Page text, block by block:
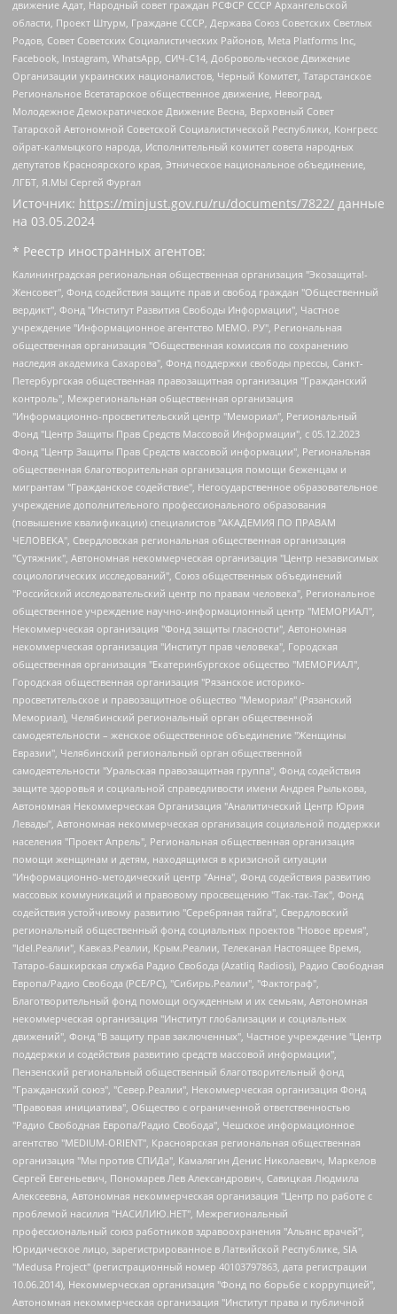
движение Адат, Народный совет граждан РСФСР СССР Архангельской
области, Проект Штурм, Граждане СССР, Держава Союз Советских Светлых
Родов, Совет Советских Социалистических Районов, Meta Platforms Inc,
Facebook, Instagram, WhatsApp, СИЧ-С14, Добровольческое Движение
Организации украинских националистов, Черный Комитет, Татарстанское
Региональное Всетатарское общественное движение, Невоград,
Молодежное Демократическое Движение Весна, Верховный Совет
Татарской Автономной Советской Социалистической Республики, Конгресс
ойрат-калмыцкого народа, Исполнительный комитет совета народных
депутатов Красноярского края, Этническое национальное объединение,
ЛГБТ, Я.МЫ Сергей Фургал
Источник: https://minjust.gov.ru/ru/documents/7822/ данные
на 03.05.2024
* Реестр иностранных агентов:
Калининградская региональная общественная организация "Экозащита!-Женсовет", Фонд содействия защите прав и свобод граждан "Общественный вердикт", Фонд "Институт Развития Свободы Информации", Частное учреждение "Информационное агентство МЕМО. РУ", Региональная общественная организация "Общественная комиссия по сохранению наследия академика Сахарова", Фонд поддержки свободы прессы, Санкт-Петербургская общественная правозащитная организация "Гражданский контроль", Межрегиональная общественная организация "Информационно-просветительский центр "Мемориал", Региональный Фонд "Центр Защиты Прав Средств Массовой Информации", с 05.12.2023 Фонд "Центр Защиты Прав Средств массовой информации", Региональная общественная благотворительная организация помощи беженцам и мигрантам "Гражданское содействие", Негосударственное образовательное учреждение дополнительного профессионального образования (повышение квалификации) специалистов "АКАДЕМИЯ ПО ПРАВАМ ЧЕЛОВЕКА", Свердловская региональная общественная организация "Сутяжник", Автономная некоммерческая организация "Центр независимых социологических исследований", Союз общественных объединений "Российский исследовательский центр по правам человека", Региональное общественное учреждение научно-информационный центр "МЕМОРИАЛ", Некоммерческая организация "Фонд защиты гласности", Автономная некоммерческая организация "Институт прав человека", Городская общественная организация "Екатеринбургское общество "МЕМОРИАЛ", Городская общественная организация "Рязанское историко-просветительское и правозащитное общество "Мемориал" (Рязанский Мемориал), Челябинский региональный орган общественной самодеятельности – женское общественное объединение "Женщины Евразии", Челябинский региональный орган общественной самодеятельности "Уральская правозащитная группа", Фонд содействия защите здоровья и социальной справедливости имени Андрея Рылькова, Автономная Некоммерческая Организация "Аналитический Центр Юрия Левады", Автономная некоммерческая организация социальной поддержки населения "Проект Апрель", Региональная общественная организация помощи женщинам и детям, находящимся в кризисной ситуации "Информационно-методический центр "Анна", Фонд содействия развитию массовых коммуникаций и правовому просвещению "Так-так-Так", Фонд содействия устойчивому развитию "Серебряная тайга", Свердловский региональный общественный фонд социальных проектов "Новое время", "Idel.Реалии", Кавказ.Реалии, Крым.Реалии, Телеканал Настоящее Время, Татаро-башкирская служба Радио Свобода (Azatliq Radiosi), Радио Свободная Европа/Радио Свобода (PCE/PC), "Сибирь.Реалии", "Фактограф", Благотворительный фонд помощи осужденным и их семьям, Автономная некоммерческая организация "Институт глобализации и социальных движений", Фонд "В защиту прав заключенных", Частное учреждение "Центр поддержки и содействия развитию средств массовой информации", Пензенский региональный общественный благотворительный фонд "Гражданский союз", "Север.Реалии", Некоммерческая организация Фонд "Правовая инициатива", Общество с ограниченной ответственностью "Радио Свободная Европа/Радио Свобода", Чешское информационное агентство "MEDIUM-ORIENT", Красноярская региональная общественная организация "Мы против СПИДа", Камалягин Денис Николаевич, Маркелов Сергей Евгеньевич, Пономарев Лев Александрович, Савицкая Людмила Алексеевна, Автономная некоммерческая организация "Центр по работе с проблемой насилия "НАСИЛИЮ.НЕТ", Межрегиональный профессиональный союз работников здравоохранения "Альянс врачей", Юридическое лицо, зарегистрированное в Латвийской Республике, SIA "Medusa Project" (регистрационный номер 40103797863, дата регистрации 10.06.2014), Некоммерческая организация "Фонд по борьбе с коррупцией", Автономная некоммерческая организация "Институт права и публичной политики", Баданин Роман Сергеевич, Гликин Максим Александрович, Железнова Мария Михайловна, Лукьянова Юлия Сергеевна, Маетная Елизавета Витальевна, Маняхин Петр Борисович, Чуракова Ольга Владимировна, Ярош Юлия Петровна, Юридическое лицо "The Insider SIA", зарегистрированное в Риге, Латвийская Республика (дата регистрации 26.06.2015), являющееся администратором доменного имени интернет-издания "The Insider SIA", https://theins.ru, Постернак Алексей Евгеньевич, Рубин Михаил Аркадьевич, Анин Роман Александрович, Юридическое лицо Istories fonds, зарегистрированное в Латвийской Республике (регистрационный номер 50008295751, дата регистрации 24.02.2020), Великовский Дмитрий Александрович, Долинина Ирина Николаевна, Мароховская Алеся Алексеевна, Шлейнов Роман Юрьевич, Шмагун Олеся Валентиновна, Общество с ограниченной ответственностью "Альтаир 2021", Общество с ограниченной ответственностью "Вега 2021", Общество с ограниченной ответственностью "Главный редактор 2021", Общество с ограниченной ответственностью "Ромашки монолит", Важенков Артем Валерьевич, Ивановская областная общественная организация "Центр гендерных исследований", Гурман Юрий Альбертович, Медиапроект "ОВД-Инфо", Егоров Владимир Владимирович, Жилинский Владимир Александрович, Общество с ограниченной ответственностью "ЗП", Иванова София Юрьевна, Карезина Инна Павловна, Кильтау Екатерина Викторовна, Петров Алексей Викторович, Пискунов Сергей Евгеньевич, Смирнов Сергей Сергеевич, Тихонов Михаил Сергеевич, Общество с ограниченной ответственностью "ЖУРНАЛИСТ-ИНОСТРАННЫЙ АГЕНТ", Арапова Галина Юрьевна, Вольтская Татьяна Анатольевна, Американская компания "Mason G.E.S. Anonymous Foundation" (США), являющаяся владельцем интернет-издания https://mnews.world/, Компания "Stichting Bellingcat", зарегистрированная в Нидерландах (дата регистрации 11.07.2018), Захаров Андрей Вячеславович, Клепиковская Екатерина Дмитриевна, Общество с ограниченной ответственностью "МЕМО", Перл Роман Александрович, Симонов Евгений Алексеевич, Соловьева Елена Анатольевна, Сотников Даниил Владимирович, Сурначева Елизавета Дмитриевна, Автономная некоммерческая организация по защите прав человека и информированию населения "Якутия – Наше Мнение", Общество с ограниченной ответственностью "Москоу диджитал медиа", с 26.01.2023 Общество с ограниченной ответственностью "Чайка Белые сады", Ветошкина Валерия Валерьевна, Заговора Максим Александрович, Межрегиональное общественное движение "Российская ЛГБТ - сеть", Оленичев Максим Владимирович, Павлов Иван Юрьевич, Скворцова Елена Сергеевна, Общество с ограниченной ответственностью "Как бы инагент", Кочетков Игорь Викторович, Общество с ограниченной ответственностью "Честные выборы", Еланчик Олег Александрович, Общество с ограниченной ответственностью "Нобелевский призыв", Гималова Регина Эмилевна, Григорьев Андрей Валерьевич, Григорьева Алина Александровна, Ассоциация по содействию защите прав призывников, альтернативнослужащих и военнослужащих "Правозащитная группа "Гражданин.Армия.Право", Хисамова Регина Фаритовна, Автономная некоммерческая организация по реализации социально-правовых программ "Лилит", Дальневосточное общественное движение "Маяк", Санкт-Петербургская ЛГБТ-инициативная группа "Выход", Инициативная группа ЛГБТ+ "Реверс", Алексеев Андрей Викторович, Бекбулатова Таисия Львовна, Беляев Иван Михайлович, Владыкина Елена Сергеевна, Гельман Марат Александрович, Никульшина Вероника Юрьевна, Толоконникова Надежда Андреевна, Шендерович Виктор Анатольевич, Общество с ограниченной ответственностью "Данное сообщение", Общество с ограниченной ответственностью Издательский дом "Новая глава", Айнбиндер Александра Александровна, Московский комьюнити-центр для ЛГБТ+инициатив, Благотворительный фонд развития филантропии, Deutsche Welle (Германия, Kurt-Schumacher-Strasse 3, 53113 Bonn), Борзунова Мария Михайловна, Воробьев Виктор Викторович, Голубева Анна Львовна, Константинова Алла Михайловна, Малкова Ирина Владимировна, Мурадов Мурад Абдулгалимович, Осетинская Елизавета Николаевна, Понасенков Евгений Николаевич, Ганапольский Матвей Юрьевич, Киселев Евгений Алексеевич, Борухович Ирина Григорьевна, Дремин Иван Тимофеевич, Дубровский Дмитрий Викторович, Красноярская региональная общественная организация поддержки и развития альтернативных образовательных технологий и межкультурных коммуникаций "ИНТЕРРА", Маяковская Екатерина Алексеевна, Фейгин Марк Захарович, Филимонов Андрей Викторович, Дзугкоева Регина Николаевна, Доброхотов Роман Александрович, Дудь Юрий Александрович, Елкин Сергей Владимирович, Кругликов Кирилл Игоревич, Сабунаева Мария Леонидовна, Семенов Алексей Владимирович, Шаинян Карен Багратович, Шульман Екатерина Михайловна, Асафьев Артур Валерьевич, Вахштайн Виктор Семенович, Венедиктов Алексей Алексеевич, Лушникова Екатерина Евгеньевна, Волков Леонид Михайлович, Невзоров Александр Глебович, Пархоменко Сергей Борисович, Сироткин Ярослав Николаевич, Кара-Мурза Владимир Владимирович, Баранова Наталья Владимировна, Гозман Леонид Яковлевич, Кагарлицкий Борис Юльевич, Климарев Михаил Валерьевич, Милов Владимир Станиславович, Автономная некоммерческая организация Краснодарский центр современного искусства "Типография", Моргенштерн Алишер Тагирович, Соболь Любовь Эдуардовна, Общество с ограниченной ответственностью "ЛИЗА НОРМ", Каспаров Гарри Кимович, Ходорковский Михаил Борисович, Общество с ограниченной ответственностью "Апрельские тезисы", Данилович Ирина Брониславовна, Кашин Олег Владимирович, Петров Николай Владимирович, Пивоваров Алексей Владимирович, Соколов Михаил Владимирович, Цветкова Юлия Владимировна, Чичваркин Евгений Александрович, Комитет против пыток/Команда против пыток, Общество с ограниченной ответственностью "Первый научный", Общество с ограниченной ответственностью "Вертолет и ко", Белоцерковская Вероника Борисовна, Кац Максим Евгеньевич, Лазарева Татьяна Юрьевна, Шаведдинов Руслан Табризович, Яшин Илья Валерьевич, Общество с ограниченной ответственностью "Иноагент ААВ", Алешковский Дмитрий Петрович, Альбац Евгения Марковна, Быков Дмитрий Львович, Галямина Юлия Евгеньевна, Лойко Сергей Леонидович, Мартынов Кирилл Константинович, Медведев Сергей Александрович, Крашенинников Федор Геннадиевич, Гордеева Катерина Вл